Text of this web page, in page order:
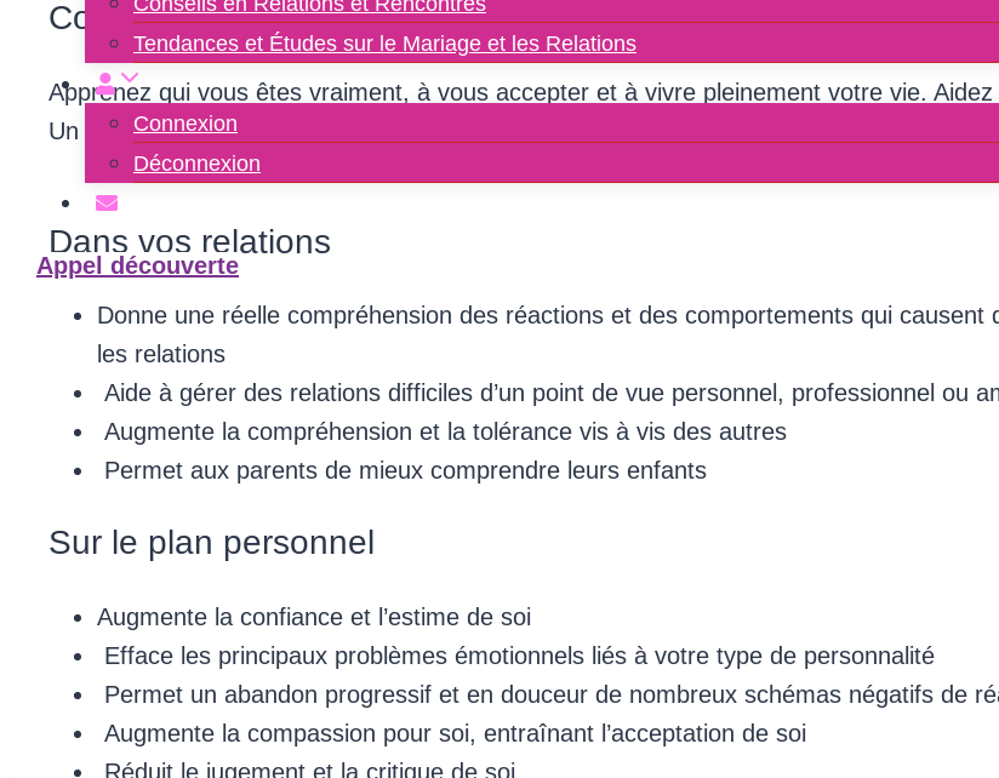
Tendances et Études sur le Mariage et les Relations
Connexion
Déconnexion
Appel découverte
Connaissance de soi et des autres avec notre test de
Apprenez qui vous êtes vraiment, à vous accepter et à vivre pleinement votre vie.
Un incontournable pour tous ceux et celles qui souhaitent transformer leurs relations
Dans vos relations
Donne une réelle compréhension des réactions et des comportements qui
les relations
Aide à gérer des relations difficiles d’un point de vue personnel, professionnel ou
Augmente la compréhension et la tolérance vis à vis des autres
Permet aux parents de mieux comprendre leurs enfants
Sur le plan personnel
Augmente la confiance et l’estime de soi
Efface les principaux problèmes émotionnels liés à votre type de personnalité
Permet un abandon progressif et en douceur de nombreux schémas négatifs de
Augmente la compassion pour soi, entraînant l’acceptation de soi
Réduit le jugement et la critique de soi